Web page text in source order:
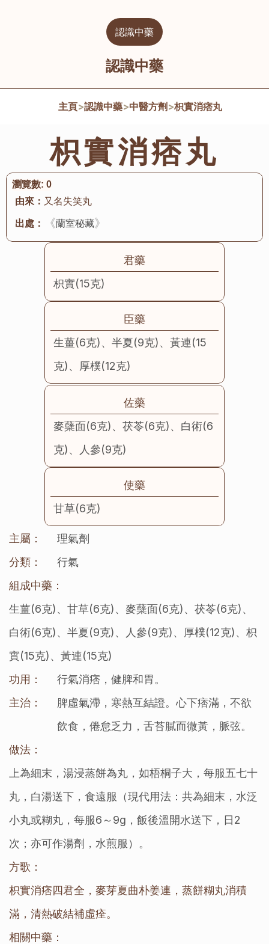
認識中藥
認識中藥
主頁>認識中藥>中醫方劑 >枳實消痞丸
枳實消痞丸
由來： 又名失笑丸
出處：
《蘭室秘藏》
瀏覽數: 0
君藥
枳實(15克)
臣藥
生薑(6克)、半夏(9克)、黃連(15
克)、厚樸(12克)
佐藥
麥蘖面(6克)、茯苓(6克)、白術(6
克)、人參(9克)
使藥
甘草(6克)
主屬：
理氣劑
分類：
行氣
組成中藥：
生薑(6克)、甘草(6克)、麥蘖面(6克)、茯苓(6克)、
白術(6克)、半夏(9克)、人參(9克)、厚樸(12克)、枳
實(15克)、黃連(15克)
功用：
行氣消痞，健脾和胃。
主治：
脾虛氣滯，寒熱互結證。心下痞滿，不欲
飲食，倦怠乏力，舌苔膩而微黃，脈弦。
做法：
上為細末，湯浸蒸餅為丸，如梧桐子大，每服五七十
丸，白湯送下，食遠服（現代用法：共為細末，水泛
小丸或糊丸，每服6～9g，飯後溫開水送下，日2
次；亦可作湯劑，水煎服）。
方歌：
枳實消痞四君全，麥芽夏曲朴姜連，蒸餅糊丸消積
滿，清熱破結補虛痊。
相關中藥：